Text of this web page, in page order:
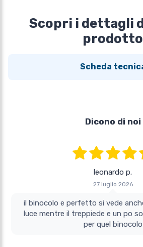
Scopri i dettagli
prodotto
Scheda
Dicono di noi
leonardo p.
27 luglio 2026
il binocolo e perfetto si vede anche con pochissima
luce mentre il treppiede e un po
per quel binocolo